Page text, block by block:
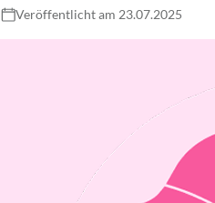
Veröffentlicht am 23.07.2025